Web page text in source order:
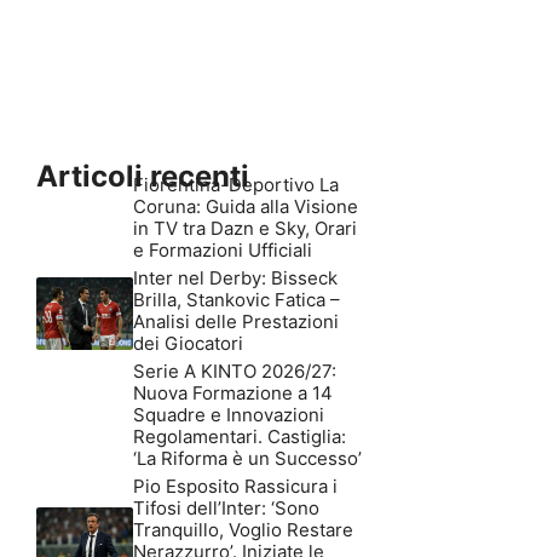
Articoli recenti
Fiorentina-Deportivo La
Coruna: Guida alla Visione
in TV tra Dazn e Sky, Orari
e Formazioni Ufficiali
Inter nel Derby: Bisseck
Brilla, Stankovic Fatica –
Analisi delle Prestazioni
dei Giocatori
Serie A KINTO 2026/27:
Nuova Formazione a 14
Squadre e Innovazioni
Regolamentari. Castiglia:
‘La Riforma è un Successo’
Pio Esposito Rassicura i
Tifosi dell’Inter: ‘Sono
Tranquillo, Voglio Restare
Nerazzurro’. Iniziate le